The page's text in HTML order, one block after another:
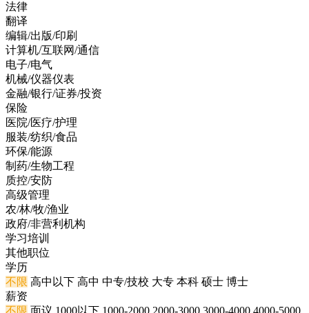
法律
翻译
编辑/出版/印刷
计算机/互联网/通信
电子/电气
机械/仪器仪表
金融/银行/证券/投资
保险
医院/医疗/护理
服装/纺织/食品
环保/能源
制药/生物工程
质控/安防
高级管理
农/林/牧/渔业
政府/非营利机构
学习培训
其他职位
学历
不限 高中以下 高中 中专/技校 大专 本科 硕士 博士
薪资
不限 面议 1000以下 1000-2000 2000-3000 3000-4000 4000-5000